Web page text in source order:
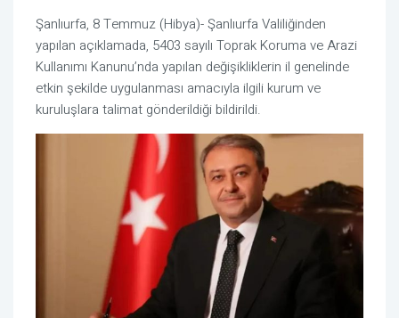
Şanlıurfa, 8 Temmuz (Hibya)- Şanlıurfa Valiliğinden
yapılan açıklamada, 5403 sayılı Toprak Koruma ve Arazi
Kullanımı Kanunu’nda yapılan değişikliklerin il genelinde
etkin şekilde uygulanması amacıyla ilgili kurum ve
kuruluşlara talimat gönderildiği bildirildi.